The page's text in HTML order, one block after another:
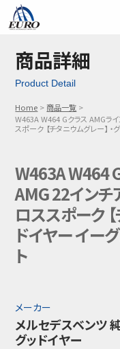
ご利用方法
メール問い合わせ
03-5674-7742
商品詳細
Product Detail
Home
商品一覧
W463A W464 Gクラス AMGラ
スポーク 【チタニウムグレー】
W463A W464
AMG 22インチ
ロススポーク
ドイヤー イー
ト
メーカー
メルセデスベンツ
グッドイヤー